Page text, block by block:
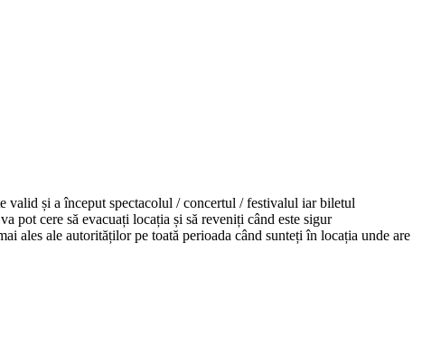
valid și aînceput spectacolul / concertul / festivalul iar biletul
va pot cere să evacuați locația și să reveniți când este sigur
ales ale autoritățilorpe toată perioada când sunteți în locația unde are